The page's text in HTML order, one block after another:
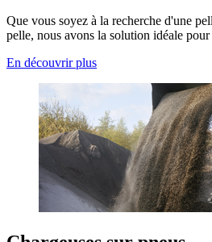
Que vous soyez à la recherche d'une
pelle, nous avons la solution idéale
En découvrir plus